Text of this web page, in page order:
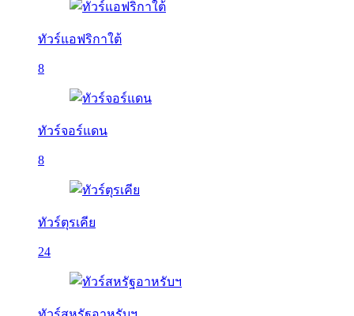
ทัวร์แอฟริกาใต้
8
ทัวร์จอร์แดน
8
ทัวร์ตุรเคีย
24